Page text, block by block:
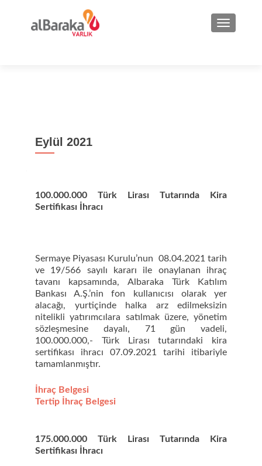
Eylül 2021
100.000.000 Türk Lirası Tutarında Kira
Sertifikası İhracı
Sermaye Piyasası Kurulu’nun 08.04.2021 tarih
ve 19/566 sayılı kararı ile onaylanan ihraç
tavanı kapsamında, Albaraka Türk Katılım
Bankası A.Ş.’nin fon kullanıcısı olarak yer
alacağı, yurtiçinde halka arz edilmeksizin
nitelikli yatırımcılara satılmak üzere, yönetim
sözleşmesine dayalı, 71 gün vadeli,
100.000.000,- Türk Lirası tutarındaki kira
sertifikası ihracı 07.09.2021 tarihi itibariyle
tamamlanmıştır.
İhraç Belgesi
Tertip İhraç Belgesi
175.000.000 Türk Lirası Tutarında Kira
Sertifikası İhracı